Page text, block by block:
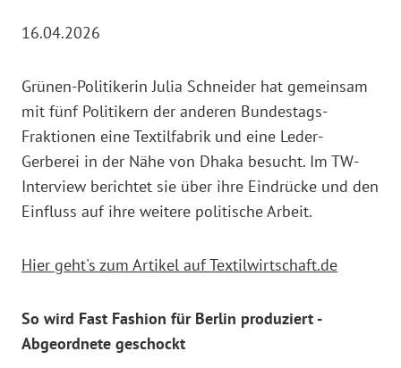
16.04.2026
Grünen-Politikerin Julia Schneider hat gemeinsam
mit fünf Politikern der anderen Bundestags-
Fraktionen eine Textilfabrik und eine Leder-
Gerberei in der Nähe von Dhaka besucht. Im TW-
Interview berichtet sie über ihre Eindrücke und den
Einfluss auf ihre weitere politische Arbeit.
Hier geht's zum Artikel auf Textilwirtschaft.de
So wird Fast Fashion für Berlin produziert -
Abgeordnete geschockt